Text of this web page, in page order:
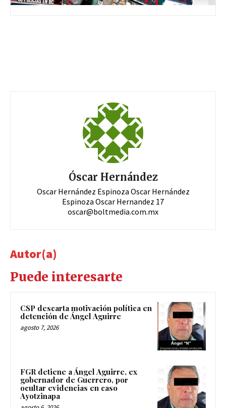
Óscar Hernández
Oscar Hernández Espinoza Oscar Hernández
Espinoza Oscar Hernandez 17
oscar@boltmedia.com.mx
Autor(a)
Puede interesarte
CSP descarta motivación política en
detención de Ángel Aguirre
agosto 7, 2026
FGR detiene a Ángel Aguirre, ex
gobernador de Guerrero, por
ocultar evidencias en caso
Ayotzinapa